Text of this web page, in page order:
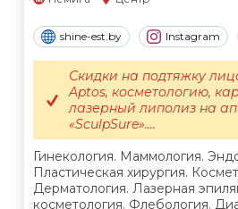
shine-est.by Instagram
Гинекология. Маммология.
Пластическая хирургия.
Дерматология. Лазерная
косметология. Флебология.
Скидки на подтяжку
Aptos, косметологию,
лазерный липолиз на
«SculpSure»....